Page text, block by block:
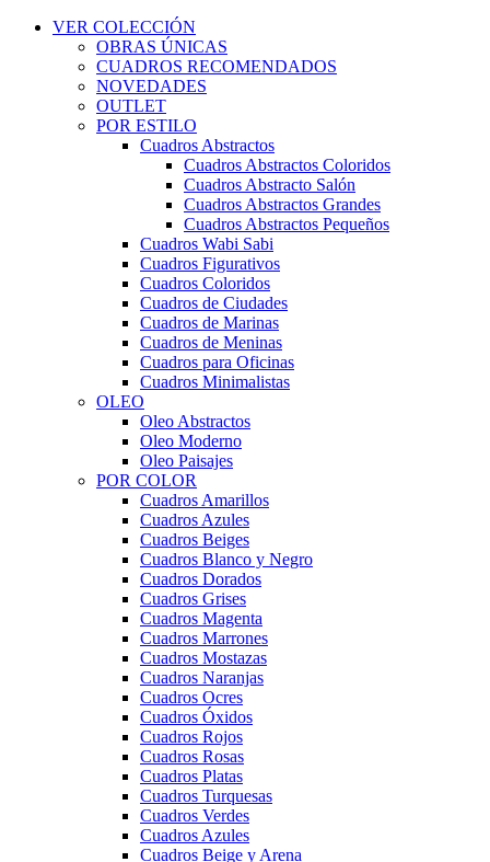
VER COLECCIÓN
OBRAS ÚNICAS
CUADROS RECOMENDADOS
NOVEDADES
OUTLET
POR ESTILO
Cuadros Abstractos
Cuadros Abstractos Coloridos
Cuadros Abstracto Salón
Cuadros Abstractos Grandes
Cuadros Abstractos Pequeños
Cuadros Wabi Sabi
Cuadros Figurativos
Cuadros Coloridos
Cuadros de Ciudades
Cuadros de Marinas
Cuadros de Meninas
Cuadros para Oficinas
Cuadros Minimalistas
OLEO
Oleo Abstractos
Oleo Moderno
Oleo Paisajes
POR COLOR
Cuadros Amarillos
Cuadros Azules
Cuadros Beiges
Cuadros Blanco y Negro
Cuadros Dorados
Cuadros Grises
Cuadros Magenta
Cuadros Marrones
Cuadros Mostazas
Cuadros Naranjas
Cuadros Ocres
Cuadros Óxidos
Cuadros Rojos
Cuadros Rosas
Cuadros Platas
Cuadros Turquesas
Cuadros Verdes
Cuadros Azules
Cuadros Beige y Arena